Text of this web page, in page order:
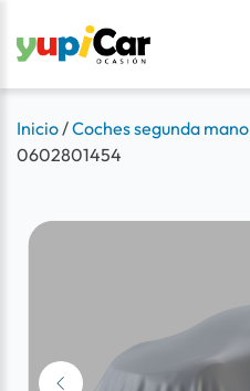
Inicio/Coches segunda mano
0602801454